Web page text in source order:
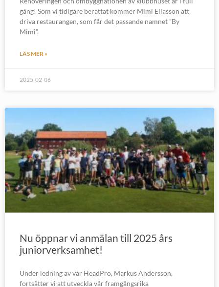
gång! Som vi tidigare berättat kommer Mimi Eliasson att
driva restaurangen, som får det passande namnet ”By
Mimi”.
LÄS MER »
2025-02-06
Nu öppnar vi anmälan till 2025 års
juniorverksamhet!
Under ledning av vår HeadPro, Markus Andersson,
fortsätter vi att utveckla vår framgångsrika